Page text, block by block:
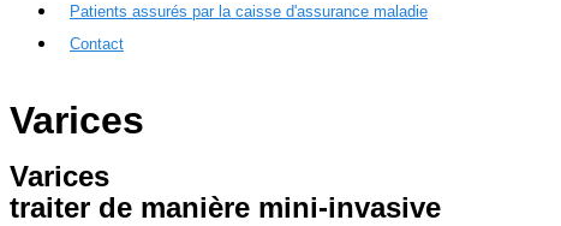
Patients assurés par la caisse d'assurance maladie
Contact
Varices
Varices
traiter de manière mini-invasive